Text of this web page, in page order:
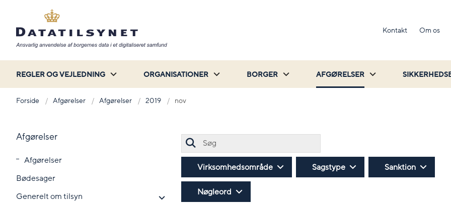
Kontakt Om os
REGLER OG VEJLEDNING ORGANISATIONER BORGER AFGØRELSER
Forside Afgørelser Afgørelser 2019 nov
Afgørelser
Afgørelser
Bødesager
Generelt om tilsyn
Virksomhedsområde Sagstype Sanktion
Nøgleord